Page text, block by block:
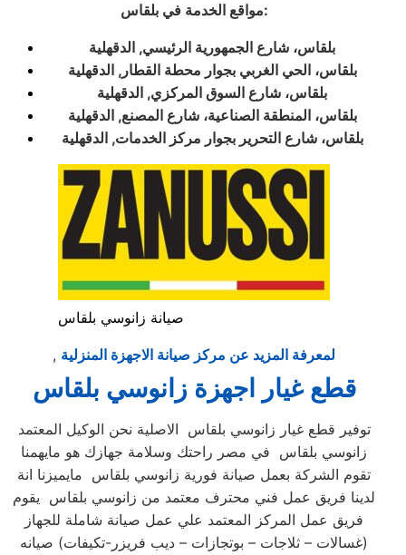
مواقع الخدمة في بلقاس:
بلقاس، شارع الجمهورية الرئيسي, الدقهلية
بلقاس، الحي الغربي بجوار محطة القطار, الدقهلية
بلقاس، شارع السوق المركزي, الدقهلية
بلقاس، المنطقة الصناعية، شارع المصنع, الدقهلية
بلقاس، شارع التحرير بجوار مركز الخدمات, الدقهلية
صيانة زانوسي بلقاس
, لمعرفة المزيد عن مركز صيانة الاجهزة المنزلية
قطع غيار اجهزة زانوسي بلقاس
توفير قطع غيار زانوسي بلقاس الاصلية نحن الوكيل المعتمد
زانوسي بلقاس في مصر راحتك وسلامة جهازك هو مايهمنا
تقوم الشركة بعمل صيانة فورية زانوسي بلقاس مايميزنا انة
لدينا فريق عمل فني محترف معتمد من زانوسي بلقاس يقوم
فريق عمل المركز المعتمد علي عمل صيانة شاملة للجهاز
(غسالات – ثلاجات – بوتجازات – ديب فريزر-تكيفات) صيانه